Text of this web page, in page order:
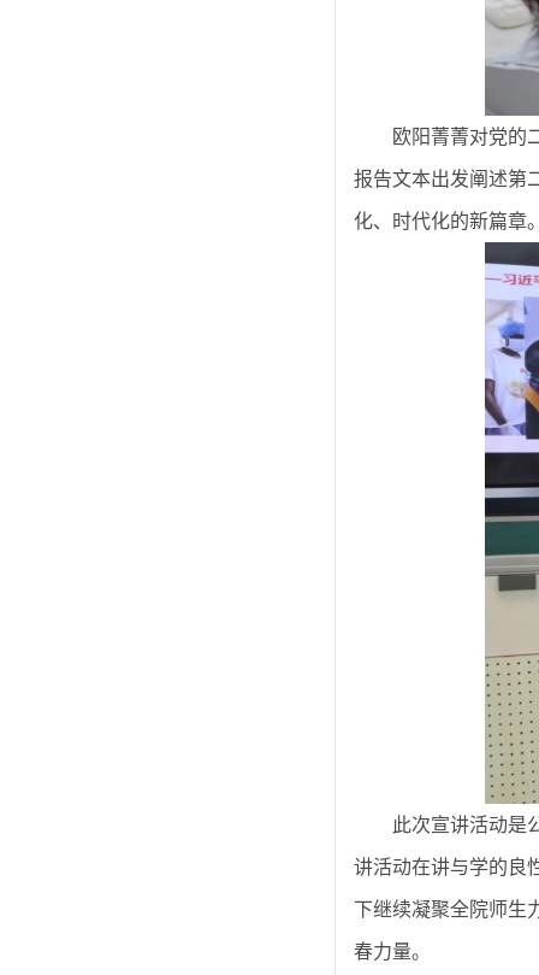
欧阳菁菁对党的
报告文本出发阐述第
化、时代化的新篇章
此次宣讲活动是
讲活动在讲与学的良
下继续凝聚全院师生
春力量。